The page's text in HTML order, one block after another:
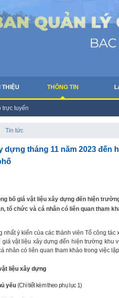
THIỆU THÔNG TIN
trực tuyến
Tin tức
dựng tháng 11 năm 2023
bố giá vật liệu xây dựng đến hiện
tổ chức và cá nhân có liên quan tham
nhất ý kiến của các thành viên Tổ công
vật liệu xây dựng đến hiện trường khu
nhân có liên quan tham khảo trong việc
liệu xây dựng
yếu (Chi tiết kèm theo phụ lục 1)